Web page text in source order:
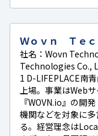
Ｗｏｖｎ Ｔｅｃ
社名：Wovn
Technologies Co.,
1 D-LIFEPLACE南
上場。事業はWeb
『WOVN.io』の開
機関などを対象に
る。経営理念は